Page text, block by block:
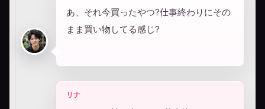
あ、それ今買ったやつ?仕事終わりにその
まま買い物してる感じ?
リナ